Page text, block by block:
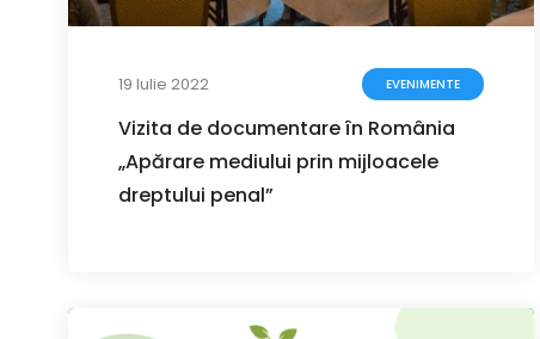
19 Iulie 2022 EVENIMENTE
Vizita de documentare în România
„Apărare mediului prin mijloacele
dreptului penal”